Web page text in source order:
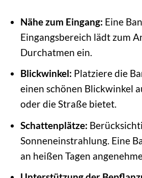
Nähe zum Eingang: Eine
Eingangsbereich lädt zum
Durchatmen ein.
Blickwinkel: Platziere die
einen schönen Blickwinkel
oder die Straße bietet.
Schattenplätze:
Sonneneinstrahlung. Eine
an heißen Tagen